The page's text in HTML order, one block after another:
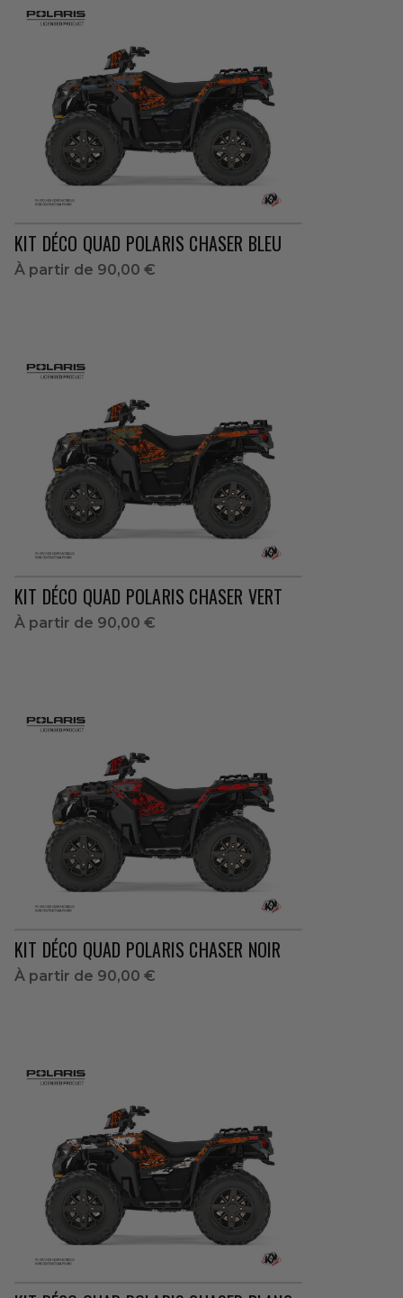
KIT DÉCO QUAD POLARIS CHASER BLEU
À partir de 90,00 €
KIT DÉCO QUAD POLARIS CHASER VERT
À partir de 90,00 €
KIT DÉCO QUAD POLARIS CHASER NOIR
À partir de 90,00 €